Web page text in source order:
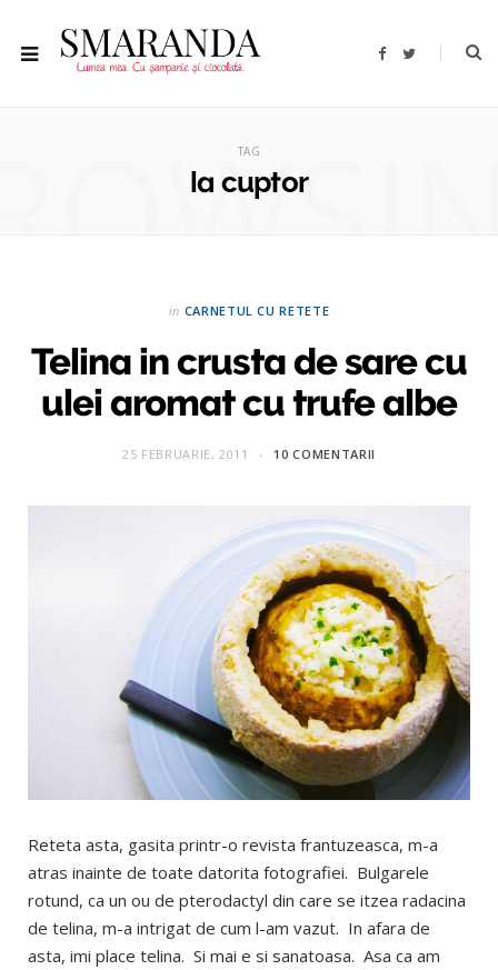
F
T
TAG
la cuptor
in CARNETUL CU RETETE
Telina in crusta de sare cu
ulei aromat cu trufe albe
25 FEBRUARIE, 2011 10 COMENTARII
Reteta asta, gasita printr-o revista frantuzeasca, m-a
atras inainte de toate datorita fotografiei. Bulgarele
rotund, ca un ou de pterodactyl din care se itzea radacina
de telina, m-a intrigat de cum l-am vazut. In afara de
asta, imi place telina. Si mai e si sanatoasa. Asa ca am